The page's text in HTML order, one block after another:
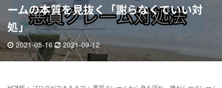
ームの本質を見抜く「謝らなくていい対
処」
2021-05-16 2021-09-12